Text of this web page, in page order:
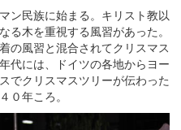
ン民族に始まる。キリスト教以
る木を重視する風習があった。
の風習と混合されてクリスマス
代には、ドイツの各地からヨー
でクリスマスツリーが伝わった
０年ころ。